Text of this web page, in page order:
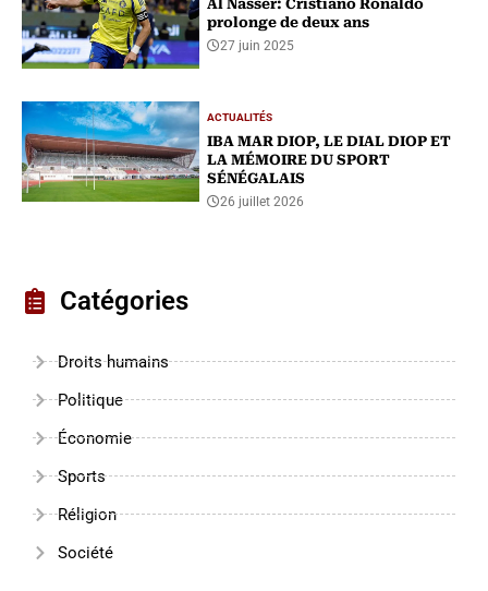
Al Nasser: Cristiano Ronaldo
prolonge de deux ans
27 juin 2025
ACTUALITÉS
IBA MAR DIOP, LE DIAL DIOP ET
LA MÉMOIRE DU SPORT
SÉNÉGALAIS
26 juillet 2026
Catégories
Droits humains
Politique
Économie
Sports
Réligion
Société